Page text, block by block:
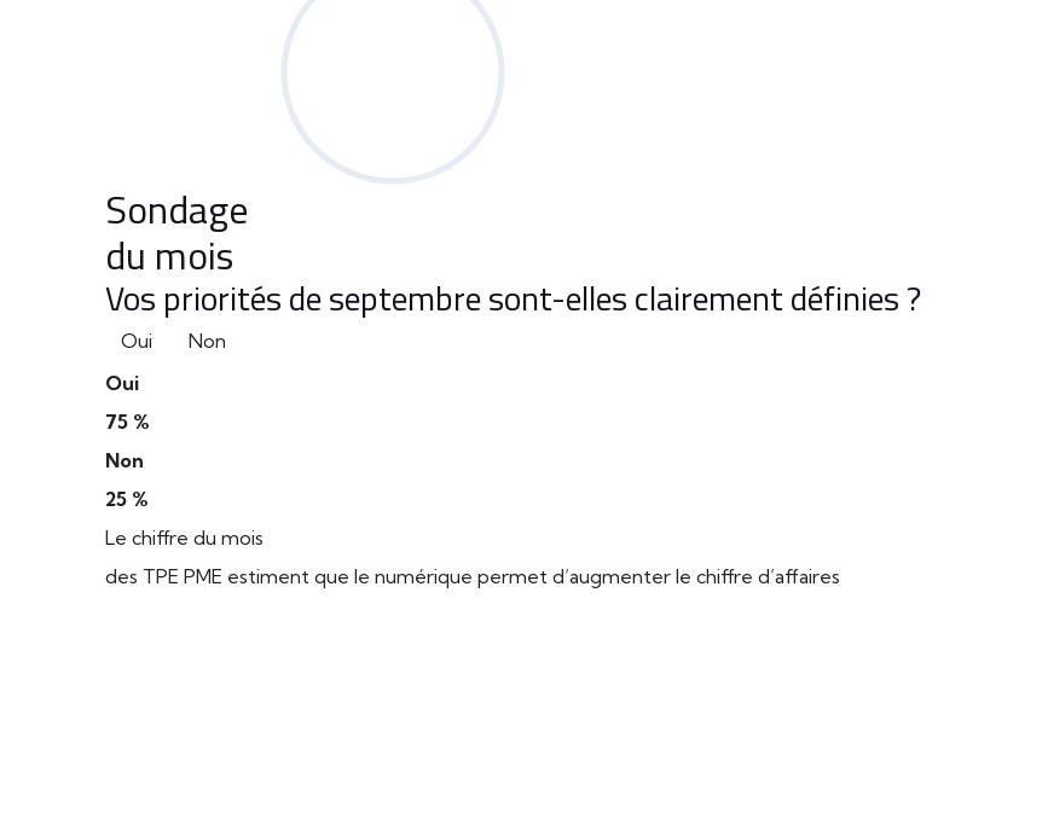
Sondage
du mois
Vos priorités de septembre sont-elles clairement définies ?
Oui
Non
Oui
75 %
Non
25 %
Le chiffre du mois
des TPE PME estiment que le numérique permet d’augmenter le chiffre d’affaires